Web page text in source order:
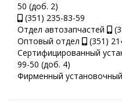
50 (доб. 2)
(351) 235-83-59
Отдел автозапчастей
Оптовый отдел
(351)
Сертифицированный
99-50 (доб. 4)
Фирменный